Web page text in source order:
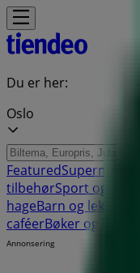
Du er her:
Oslo
Featured
tilbehørSport og Fritid
hageBarn og leker
caféerBøker og kontor
Annonsering